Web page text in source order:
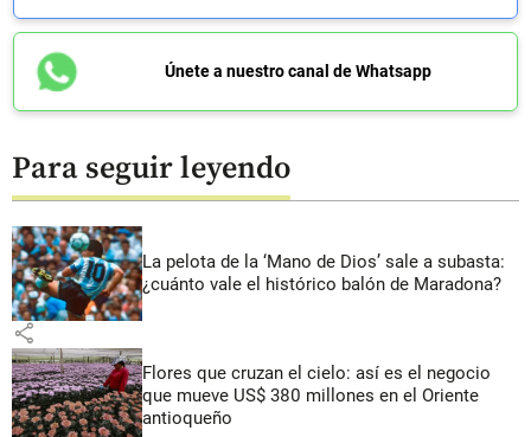
Únete a nuestro canal de Whatsapp
Para seguir leyendo
La pelota de la ‘Mano de Dios’ sale a subasta:
¿cuánto vale el histórico balón de Maradona?
share
Flores que cruzan el cielo: así es el negocio
que mueve US$ 380 millones en el Oriente
antioqueño